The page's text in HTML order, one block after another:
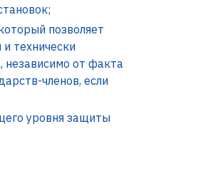
позволяет
технически
независимо от факта
членов, если
уровня защиты